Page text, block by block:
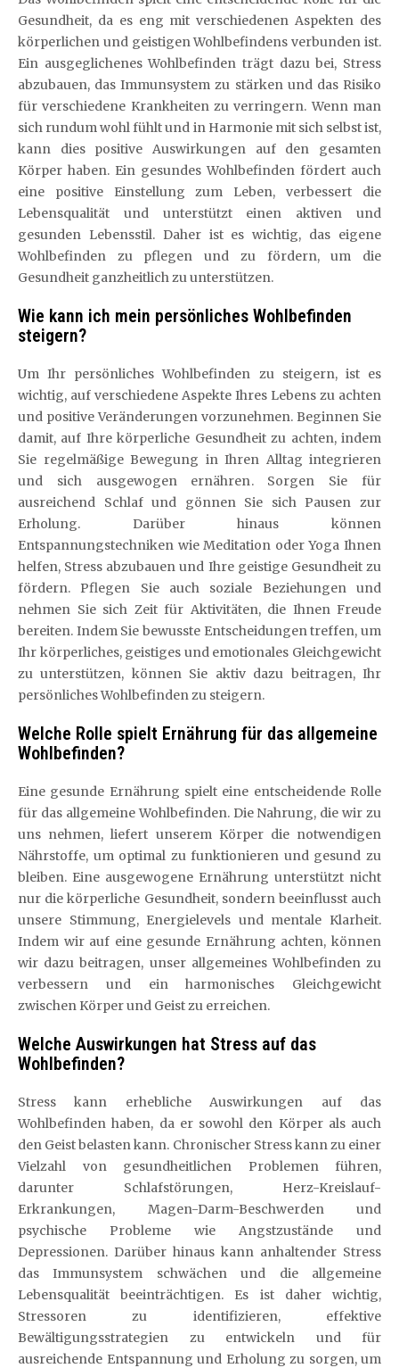
Gesundheit, da es eng mit verschiedenen Aspekten des
körperlichen und geistigen Wohlbefindens verbunden ist.
Ein ausgeglichenes Wohlbefinden trägt dazu bei, Stress
abzubauen, das Immunsystem zu stärken und das Risiko
für verschiedene Krankheiten zu verringern. Wenn man
sich rundum wohl fühlt und in Harmonie mit sich selbst ist,
kann dies positive Auswirkungen auf den gesamten
Körper haben. Ein gesundes Wohlbefinden fördert auch
eine positive Einstellung zum Leben, verbessert die
Lebensqualität und unterstützt einen aktiven und
gesunden Lebensstil. Daher ist es wichtig, das eigene
Wohlbefinden zu pflegen und zu fördern, um die
Gesundheit ganzheitlich zu unterstützen.
Wie kann ich mein persönliches Wohlbefinden
steigern?
Um Ihr persönliches Wohlbefinden zu steigern, ist es
wichtig, auf verschiedene Aspekte Ihres Lebens zu achten
und positive Veränderungen vorzunehmen. Beginnen Sie
damit, auf Ihre körperliche Gesundheit zu achten, indem
Sie regelmäßige Bewegung in Ihren Alltag integrieren
und sich ausgewogen ernähren. Sorgen Sie für
ausreichend Schlaf und gönnen Sie sich Pausen zur
Erholung. Darüber hinaus können
Entspannungstechniken wie Meditation oder Yoga Ihnen
helfen, Stress abzubauen und Ihre geistige Gesundheit zu
fördern. Pflegen Sie auch soziale Beziehungen und
nehmen Sie sich Zeit für Aktivitäten, die Ihnen Freude
bereiten. Indem Sie bewusste Entscheidungen treffen, um
Ihr körperliches, geistiges und emotionales Gleichgewicht
zu unterstützen, können Sie aktiv dazu beitragen, Ihr
persönliches Wohlbefinden zu steigern.
Welche Rolle spielt Ernährung für das allgemeine
Wohlbefinden?
Eine gesunde Ernährung spielt eine entscheidende Rolle
für das allgemeine Wohlbefinden. Die Nahrung, die wir zu
uns nehmen, liefert unserem Körper die notwendigen
Nährstoffe, um optimal zu funktionieren und gesund zu
bleiben. Eine ausgewogene Ernährung unterstützt nicht
nur die körperliche Gesundheit, sondern beeinflusst auch
unsere Stimmung, Energielevels und mentale Klarheit.
Indem wir auf eine gesunde Ernährung achten, können
wir dazu beitragen, unser allgemeines Wohlbefinden zu
verbessern und ein harmonisches Gleichgewicht
zwischen Körper und Geist zu erreichen.
Welche Auswirkungen hat Stress auf das
Wohlbefinden?
Stress kann erhebliche Auswirkungen auf das
Wohlbefinden haben, da er sowohl den Körper als auch
den Geist belasten kann. Chronischer Stress kann zu einer
Vielzahl von gesundheitlichen Problemen führen,
darunter Schlafstörungen, Herz-Kreislauf-
Erkrankungen, Magen-Darm-Beschwerden und
psychische Probleme wie Angstzustände und
Depressionen. Darüber hinaus kann anhaltender Stress
das Immunsystem schwächen und die allgemeine
Lebensqualität beeinträchtigen. Es ist daher wichtig,
Stressoren zu identifizieren, effektive
Bewältigungsstrategien zu entwickeln und für
ausreichende Entspannung und Erholung zu sorgen, um